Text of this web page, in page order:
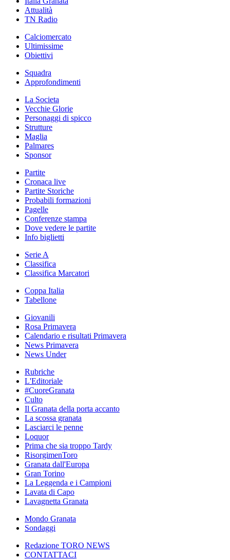
Attualità
TN Radio
Calciomercato
Ultimissime
Obiettivi
Squadra
Approfondimenti
La Societa
Vecchie Glorie
Personaggi di spicco
Strutture
Maglia
Palmares
Sponsor
Partite
Cronaca live
Partite Storiche
Probabili formazioni
Pagelle
Conferenze stampa
Dove vedere le partite
Info biglietti
Serie A
Classifica
Classifica Marcatori
Coppa Italia
Tabellone
Giovanili
Rosa Primavera
Calendario e risultati Primavera
News Primavera
News Under
Rubriche
L'Editoriale
#CuoreGranata
Culto
Il Granata della porta accanto
La scossa granata
Lasciarci le penne
Loquor
Prima che sia troppo Tardy
RisorgimenToro
Granata dall'Europa
Gran Torino
La Leggenda e i Campioni
Lavata di Capo
Lavagnetta Granata
Mondo Granata
Sondaggi
Redazione TORO NEWS
CONTATTACI